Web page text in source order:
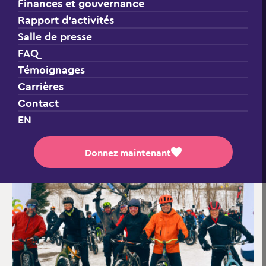
Finances et gouvernance
Rapport d’activités
Salle de presse
FAQ
Témoignages
Carrières
Contact
EN
Donnez maintenant
Samedi 21 mars 2026
Centre Gai-Luron, Saint-Jérôme, QC
Soutenir un participant